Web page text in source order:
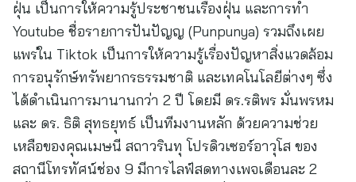
ฝุ่น เป็นการให้ความรู้ประชาชนเรื่องฝุ่น และการทำ
Youtube ชื่อรายการปันปัญญ (Punpunya) รวมถึงเผย
แพร่ใน Tiktok เป็นการให้ความรู้เรื่องปัญหาสิ่งแวดล้อม
การอนุรักษ์ทรัพยากรธรรมชาติ และเทคโนโลยีต่างๆ ซึ่ง
ได้ดำเนินการมานานกว่า 2 ปี โดยมี ดร.รติพร มั่นพรหม
และ ดร. ธิติ สุทธยุทธ์ เป็นทีมงานหลัก ด้วยความช่วย
เหลือของคุณเมษนี สถาวรินทุ โปรดิวเซอร์อาวุโส ของ
สถานีโทรทัศน์ช่อง 9 มีการไลฟ์สดทางเพจเดือนละ 2